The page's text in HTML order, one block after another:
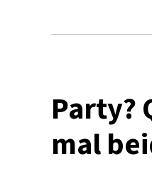
Party?
mal